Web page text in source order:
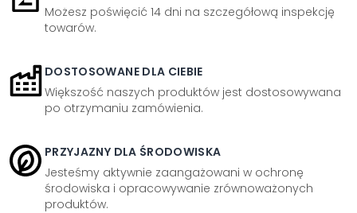
Możesz poświęcić 14 dni na szczegółową inspekcję
towarów.
DOSTOSOWANE DLA CIEBIE
Większość naszych produktów jest dostosowywana
po otrzymaniu zamówienia.
PRZYJAZNY DLA ŚRODOWISKA
Jesteśmy aktywnie zaangażowani w ochronę
środowiska i opracowywanie zrównoważonych
produktów.